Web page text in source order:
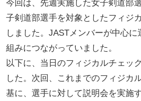
今回は、先週実施した女子剣道部
子剣道部選手を対象としたフィジ
しました。JASTメンバーが中心に
組みにつながっていました。
以下に、当日のフィジカルチェッ
した。次回、これまでのフィジカ
基に、選手に対して説明会を実施